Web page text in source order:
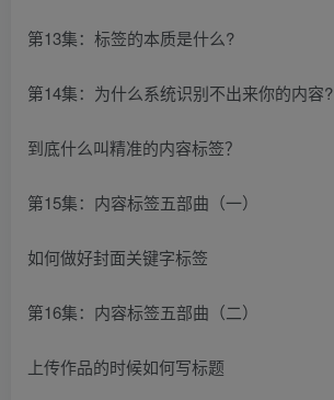
第13集：标签的本质是什么?
第14集：为什么系统识别不出来你的内容?
到底什么叫精准的内容标签？
第15集：内容标签五部曲（一）
如何做好封面关键字标签
第16集：内容标签五部曲（二）
上传作品的时候如何写标题